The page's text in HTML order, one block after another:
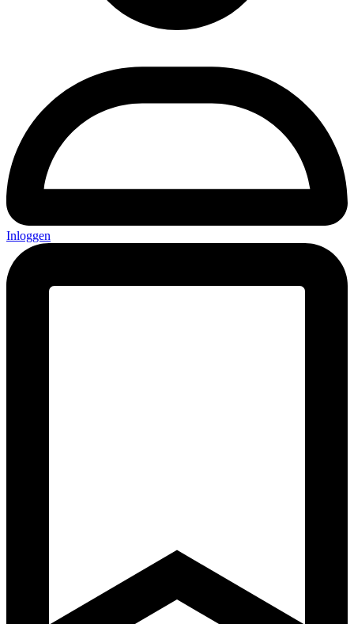
Inloggen